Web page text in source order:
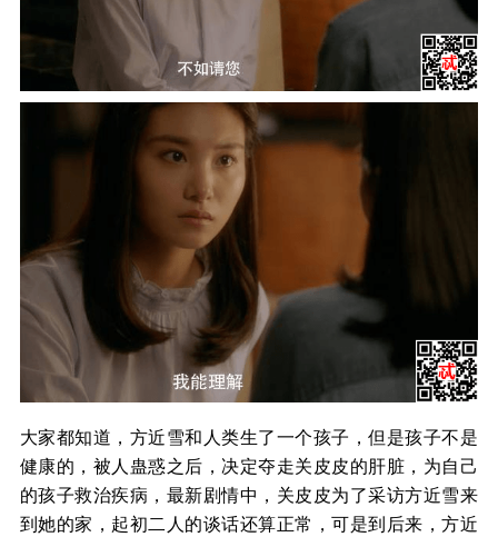
大家都知道，方近雪和人类生了一个孩子，但是孩子不是
健康的，被人蛊惑之后，决定夺走关皮皮的肝脏，为自己
的孩子救治疾病，最新剧情中，关皮皮为了采访方近雪来
到她的家，起初二人的谈话还算正常，可是到后来，方近